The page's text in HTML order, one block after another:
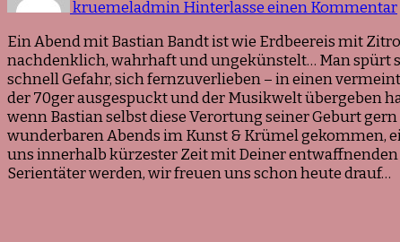
kruemeladminHinterlasse einen Kommentar
Ein Abend mit Bastian Bandt ist wie Erdbeereis mit
nachdenklich, wahrhaft und ungekünstelt… Man spürt
schnell Gefahr, sich fernzuverlieben – in einen
der 70ger ausgespuckt und der Musikwelt übergeben
wenn Bastian selbst diese Verortung seiner Geburt
wunderbaren Abends im Kunst & Krümel gekommen,
uns innerhalb kürzester Zeit mit Deiner
Serientäter werden, wir freuen uns schon heute drauf…